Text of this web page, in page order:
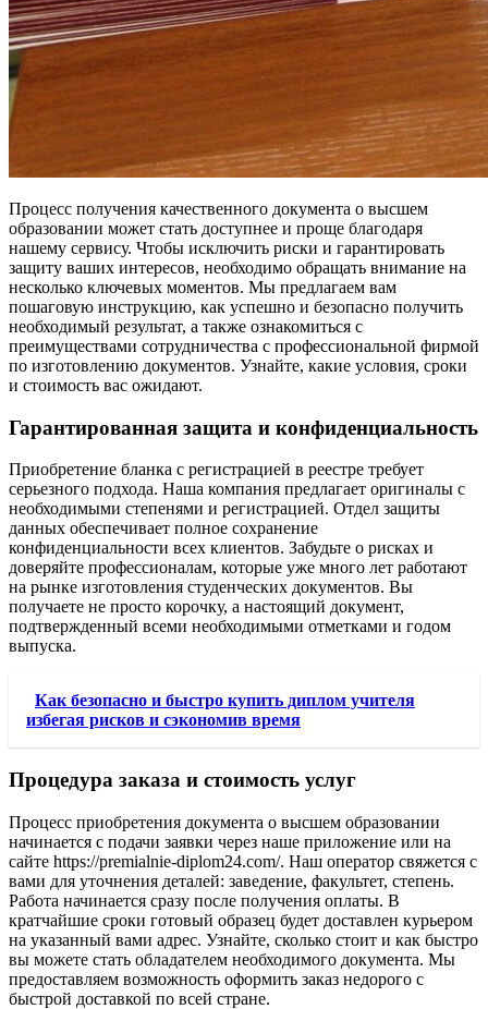
Процесс получения качественного документа о высшем
образовании может стать доступнее и проще благодаря
нашему сервису. Чтобы исключить риски и гарантировать
защиту ваших интересов, необходимо обращать внимание на
несколько ключевых моментов. Мы предлагаем вам
пошаговую инструкцию, как успешно и безопасно получить
необходимый результат, а также ознакомиться с
преимуществами сотрудничества с профессиональной фирмой
по изготовлению документов. Узнайте, какие условия, сроки
и стоимость вас ожидают.
Гарантированная защита и конфиденциальность
Приобретение бланка с регистрацией в реестре требует
серьезного подхода. Наша компания предлагает оригиналы с
необходимыми степенями и регистрацией. Отдел защиты
данных обеспечивает полное сохранение
конфиденциальности всех клиентов. Забудьте о рисках и
доверяйте профессионалам, которые уже много лет работают
на рынке изготовления студенческих документов. Вы
получаете не просто корочку, а настоящий документ,
подтвержденный всеми необходимыми отметками и годом
выпуска.
Как безопасно и быстро купить диплом учителя
избегая рисков и сэкономив время
Процедура заказа и стоимость услуг
Процесс приобретения документа о высшем образовании
начинается с подачи заявки через наше приложение или на
сайте https://premialnie-diplom24.com/. Наш оператор свяжется с
вами для уточнения деталей: заведение, факультет, степень.
Работа начинается сразу после получения оплаты. В
кратчайшие сроки готовый образец будет доставлен курьером
на указанный вами адрес. Узнайте, сколько стоит и как быстро
вы можете стать обладателем необходимого документа. Мы
предоставляем возможность оформить заказ недорого с
быстрой доставкой по всей стране.